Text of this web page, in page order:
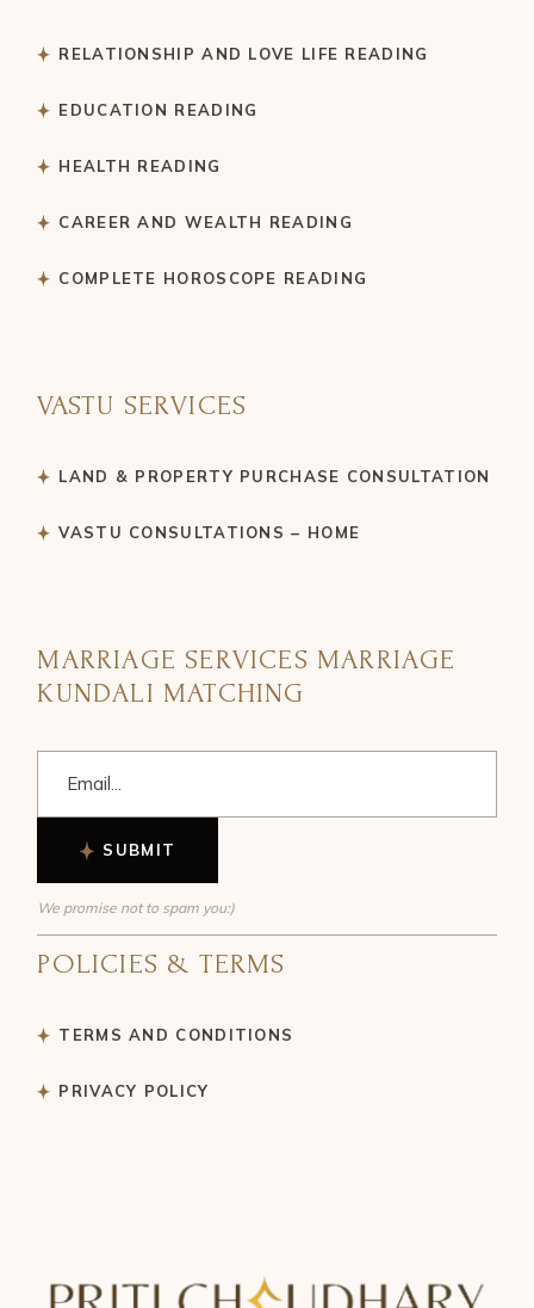
RELATIONSHIP AND LOVE LIFE READING
EDUCATION READING
HEALTH READING
CAREER AND WEALTH READING
COMPLETE HOROSCOPE READING
VASTU SERVICES
LAND & PROPERTY PURCHASE CONSULTATION
VASTU CONSULTATIONS – HOME
MARRIAGE SERVICES MARRIAGE
KUNDALI MATCHING
SUBMIT
We promise not to spam you:)
POLICIES & TERMS
TERMS AND CONDITIONS
PRIVACY POLICY